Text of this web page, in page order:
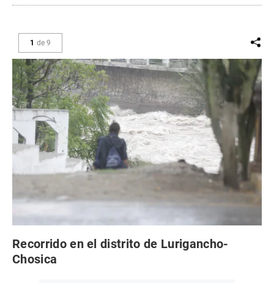
1 de 9
Recorrido en el distrito de Lurigancho-
Chosica